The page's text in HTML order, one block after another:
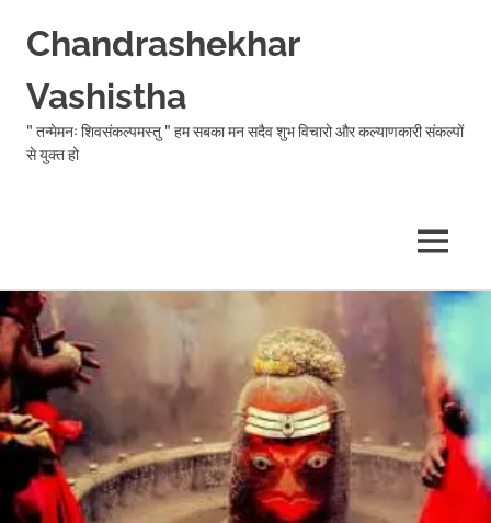
Skip
to
content
Chandrashekhar
Vashistha
" तन्मेमनः शिवसंकल्पमस्तु " हम सबका मन सदैव शुभ विचारो और कल्याणकारी संकल्पों
से युक्त हो
MENU